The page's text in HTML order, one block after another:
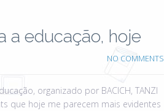
a educação, hoje
NO COMMENTS
organizado por BACICH, TANZI
que hoje me parecem mais evidentes